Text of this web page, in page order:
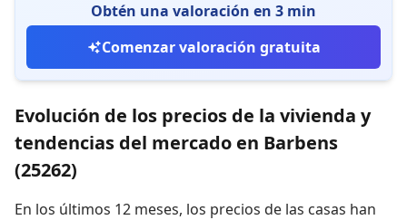
Obtén una valoración en 3 min
Comenzar valoración gratuita
Evolución de los precios de la vivienda y
tendencias del mercado en Barbens
(25262)
En los últimos 12 meses, los precios de las casas han